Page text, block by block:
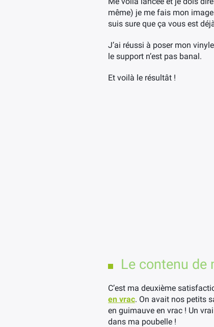
même) je me fais mon
suis sure que ça vous est
J’ai réussi à poser mon
le support n’est pas banal.
Et voilà le résultât !
Le contenu de
C’est ma deuxième
en vrac. On avait nos petits
en guimauve en vrac ! Un
dans ma poubelle !